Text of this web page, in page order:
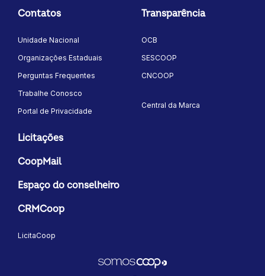
Contatos
Unidade Nacional
Organizações Estaduais
Perguntas Frequentes
Trabalhe Conosco
Portal de Privacidade
Transparência
OCB
SESCOOP
CNCOOP
Central da Marca
Licitações
CoopMail
Espaço do conselheiro
CRMCoop
LicitaCoop